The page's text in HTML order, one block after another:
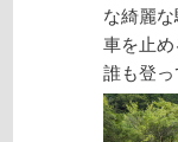
な綺麗
車を止
誰も登っ